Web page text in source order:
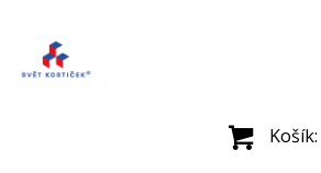
Košík: